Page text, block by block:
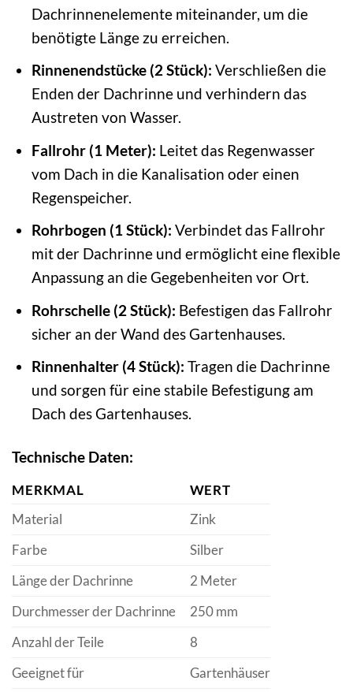
Dachrinnenelemente miteinander, um die
benötigte Länge zu erreichen.
Rinnenendstücke (2 Stück): Verschließen die
Enden der Dachrinne und verhindern das
Austreten von Wasser.
Fallrohr (1 Meter): Leitet das Regenwasser
vom Dach in die Kanalisation oder einen
Regenspeicher.
Rohrbogen (1 Stück): Verbindet das Fallrohr
mit der Dachrinne und ermöglicht eine flexible
Anpassung an die Gegebenheiten vor Ort.
Rohrschelle (2 Stück): Befestigen das Fallrohr
sicher an der Wand des Gartenhauses.
Rinnenhalter (4 Stück): Tragen die Dachrinne
und sorgen für eine stabile Befestigung am
Dach des Gartenhauses.
Technische Daten:
MERKMAL
WERT
Material
Zink
Farbe
Silber
Länge der Dachrinne
2 Meter
Durchmesser der Dachrinne
250 mm
Anzahl der Teile
8
Geeignet für
Gartenhäuser